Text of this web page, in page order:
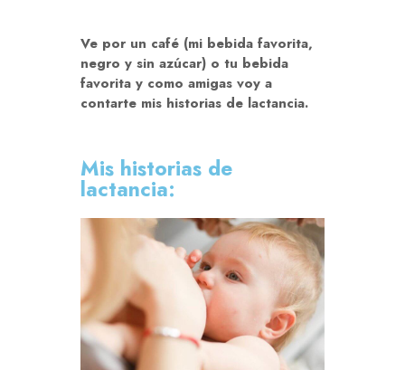
Ve por un café (mi bebida favorita,
negro y sin azúcar) o tu bebida
favorita y como amigas voy a
contarte mis historias de lactancia.
Mis historias de
lactancia: